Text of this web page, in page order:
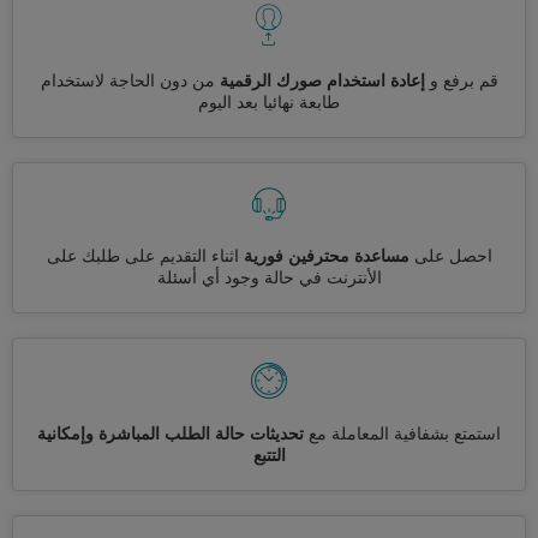
قم برفع و إعادة استخدام صورك الرقمية من دون الحاجة لاستخدام
طابعة نهائيا بعد اليوم
احصل على مساعدة محترفين فورية اثناء التقديم على طلبك على
الأنترنت في حالة وجود أي أسئلة
استمتع بشفافية المعاملة مع تحديثات حالة الطلب المباشرة وإمكانية
التتبع